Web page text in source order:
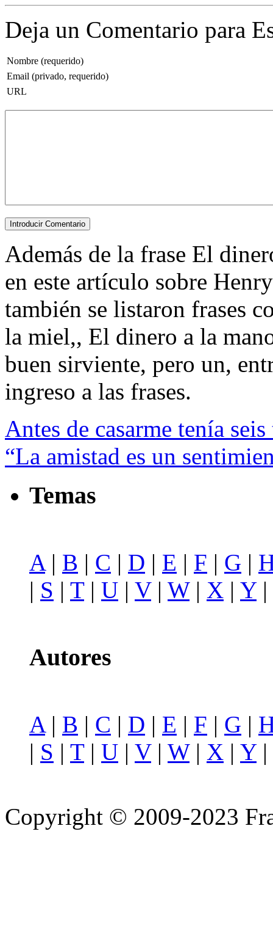
Deja un Comentario para
Nombre (requerido)
Email (privado, requerido)
URL
Además de la frase El
en este artículo sobre
también se listaron frases
la miel,, El dinero a la
buen sirviente, pero un,
ingreso a las frases.
Antes de casarme tenía
“La amistad es un
Temas
A| B | C | D | E | F | G |
| S | T| U | V| W| X | Y|
Autores
A | B | C | D | E | F | G |
| S | T| U | V| W| X | Y|
Copyright © 2009-2023